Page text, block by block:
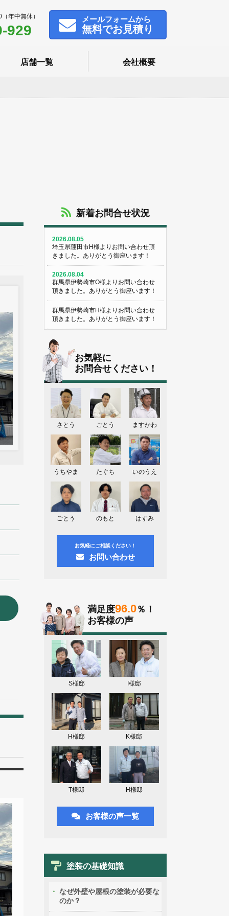
年中無休）
929
メールフォームから
無料でお見積り
店舗一覧 会社概要
新着お問合せ状況
2026.08.05
埼玉県蓮田市H様よりお問い合わせ頂
きました。ありがとう御座います！
2026.08.04
群馬県伊勢崎市O様よりお問い合わせ
頂きました。ありがとう御座います！
群馬県伊勢崎市H様よりお問い合わせ
頂きました。ありがとう御座います！
埼玉県熊谷市M様よりお問い合わせ頂
きました。ありがとう御座います！
埼玉県熊谷市S様よりお問い合わせ頂
きました。ありがとう御座います！
群馬県伊勢崎市K様よりお問い合わせ
頂きました。ありがとう御座います！
東京都葛飾区N様よりお問い合わせ頂
2026.08.03
神奈川県川崎市A様よりお問い合わせ
頂きました。ありがとう御座います！
群馬県高崎市E様よりお問い合わせ頂
きました。ありがとう御座います！
2026.08.02
東京都練馬区K様よりお問い合わせ頂
お気軽に
お問合せください！
さとう ごとう ますかわ
うちやま たぐち いのうえ
ごとう のもと はすみ
お気軽にご相談ください！
お問い合わせ
満足度96.0％！
お客様の声
S様邸 I様邸
H様邸 K様邸
T様邸 H様邸
お客様の声一覧
塗装の基礎知識
なぜ外壁や屋根の塗装が必要な
のか？